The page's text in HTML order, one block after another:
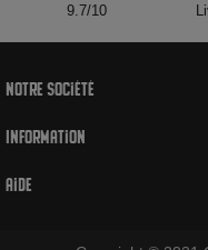
9.7/10
Notre société
Information
Aide